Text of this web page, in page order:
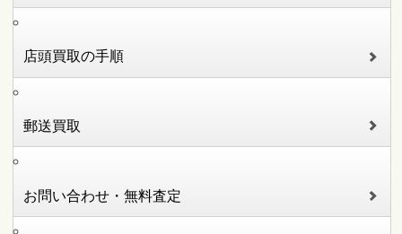
店頭買取の手順
郵送買取
お問い合わせ・無料査定